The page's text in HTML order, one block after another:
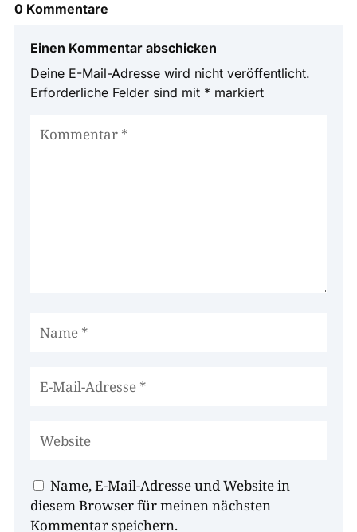
0 Kommentare
Einen Kommentar abschicken
Deine E-Mail-Adresse wird nicht veröffentlicht.
Erforderliche Felder sind mit * markiert
Name, E-Mail-Adresse und Website in
diesem Browser für meinen nächsten
Kommentar speichern.